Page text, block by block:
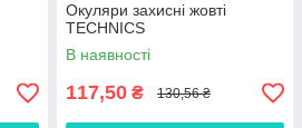
Окуляри захисні жовті
TECHNICS
В наявності
117,50 ₴ 130,56 ₴